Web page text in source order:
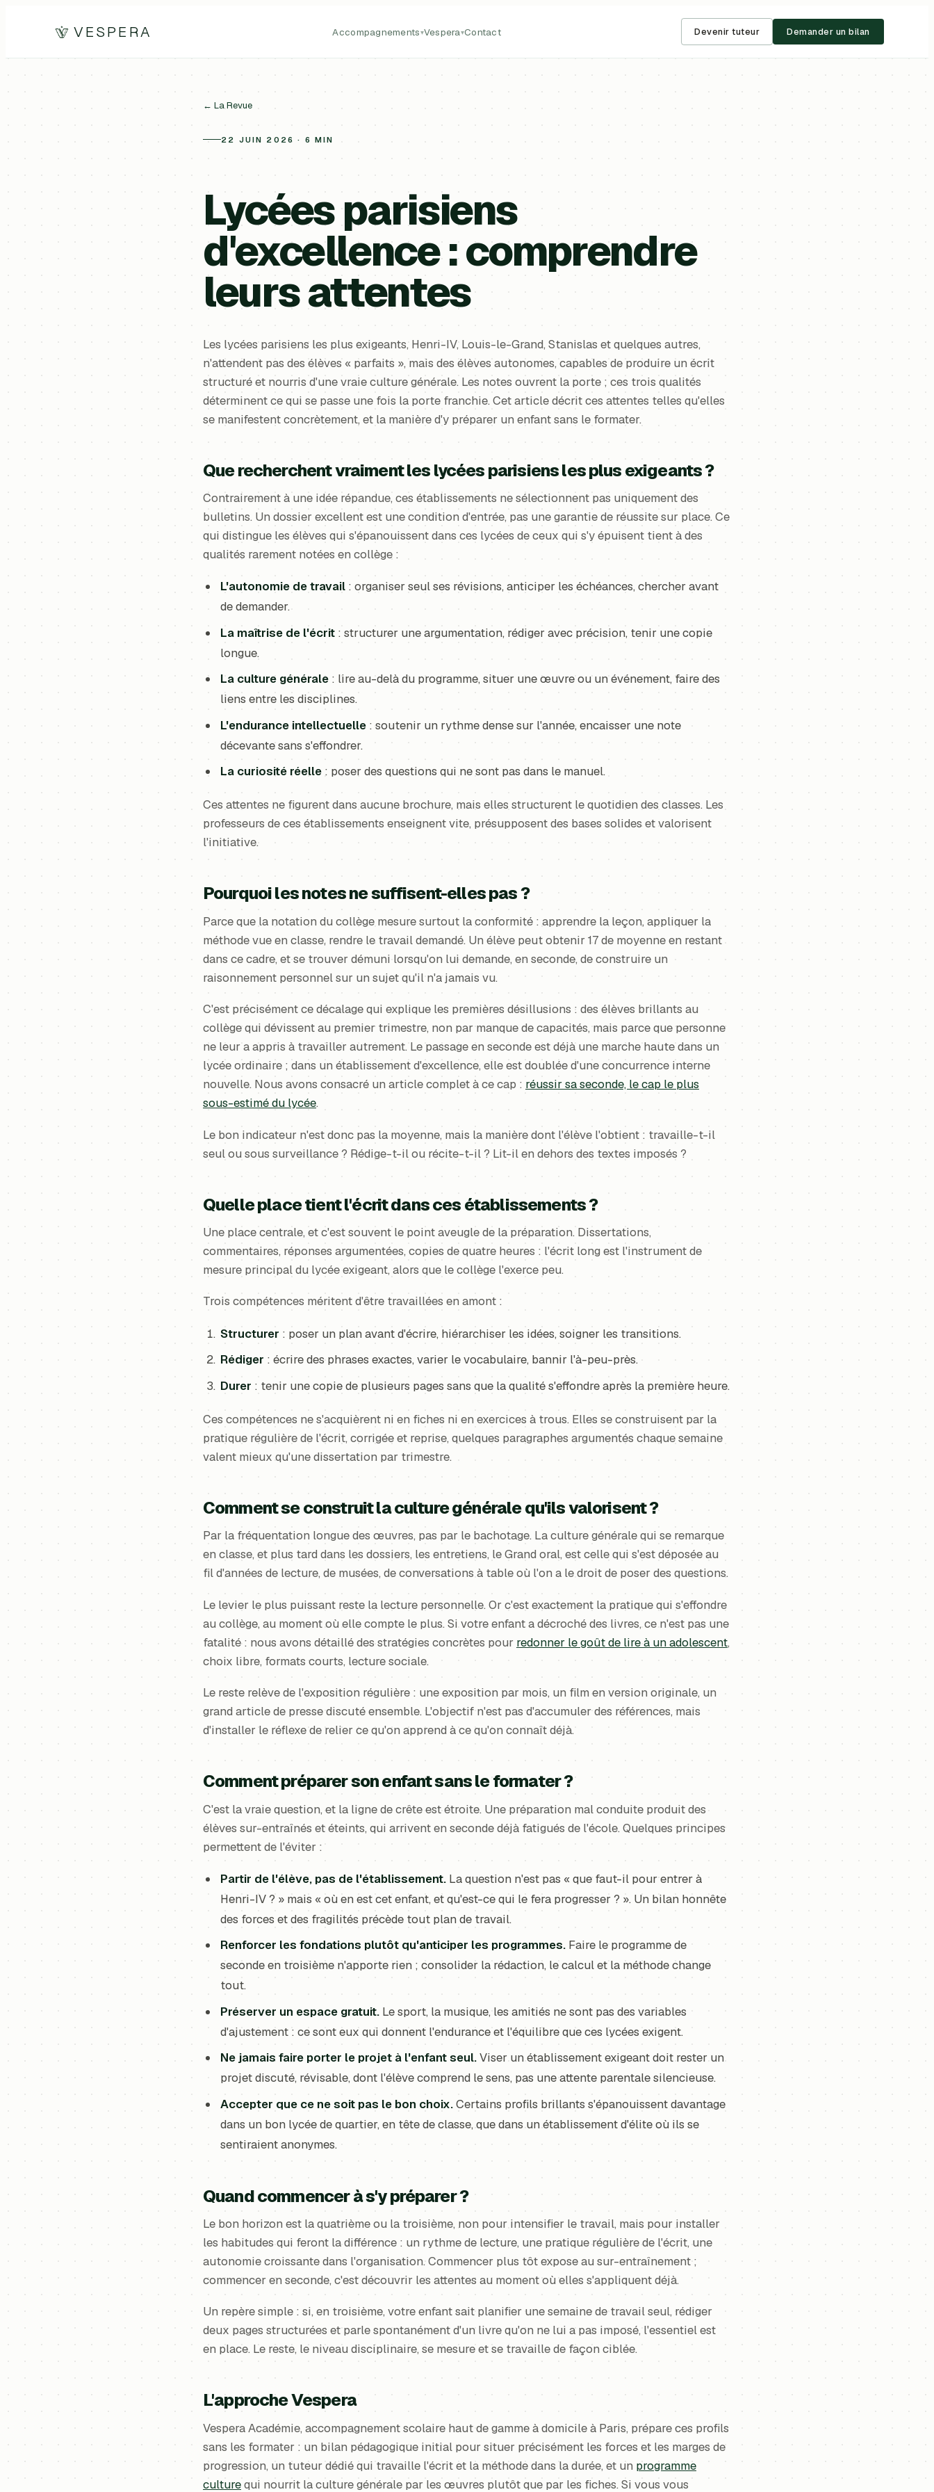
VESPERA Accompagnements▾Vespera▾Contact Devenir tuteur Demander un bilan
← La Revue
22 JUIN 2026 · 6 MIN
Lycées parisiens
d'excellence : comprendre
leurs attentes
Les lycées parisiens les plus exigeants, Henri-IV, Louis-le-Grand, Stanislas et quelques autres,
n'attendent pas des élèves « parfaits », mais des élèves autonomes, capables de produire un écrit
structuré et nourris d'une vraie culture générale. Les notes ouvrent la porte ; ces trois qualités
déterminent ce qui se passe une fois la porte franchie. Cet article décrit ces attentes telles qu'elles
se manifestent concrètement, et la manière d'y préparer un enfant sans le formater.
Que recherchent vraiment les lycées parisiens les plus exigeants ?
Contrairement à une idée répandue, ces établissements ne sélectionnent pas uniquement des
bulletins. Un dossier excellent est une condition d'entrée, pas une garantie de réussite sur place. Ce
qui distingue les élèves qui s'épanouissent dans ces lycées de ceux qui s'y épuisent tient à des
qualités rarement notées en collège :
L'autonomie de travail : organiser seul ses révisions, anticiper les échéances, chercher avant
de demander.
La maîtrise de l'écrit : structurer une argumentation, rédiger avec précision, tenir une copie
longue.
La culture générale : lire au-delà du programme, situer une œuvre ou un événement, faire des
liens entre les disciplines.
L'endurance intellectuelle : soutenir un rythme dense sur l'année, encaisser une note
décevante sans s'effondrer.
La curiosité réelle : poser des questions qui ne sont pas dans le manuel.
Ces attentes ne figurent dans aucune brochure, mais elles structurent le quotidien des classes. Les
professeurs de ces établissements enseignent vite, présupposent des bases solides et valorisent
l'initiative.
Pourquoi les notes ne suffisent-elles pas ?
Parce que la notation du collège mesure surtout la conformité : apprendre la leçon, appliquer la
méthode vue en classe, rendre le travail demandé. Un élève peut obtenir 17 de moyenne en restant
dans ce cadre, et se trouver démuni lorsqu'on lui demande, en seconde, de construire un
raisonnement personnel sur un sujet qu'il n'a jamais vu.
C'est précisément ce décalage qui explique les premières désillusions : des élèves brillants au
collège qui dévissent au premier trimestre, non par manque de capacités, mais parce que personne
ne leur a appris à travailler autrement. Le passage en seconde est déjà une marche haute dans un
lycée ordinaire ; dans un établissement d'excellence, elle est doublée d'une concurrence interne
nouvelle. Nous avons consacré un article complet à ce cap : réussir sa seconde, le cap le plus
sous-estimé du lycée.
Le bon indicateur n'est donc pas la moyenne, mais la manière dont l'élève l'obtient : travaille-t-il
seul ou sous surveillance ? Rédige-t-il ou récite-t-il ? Lit-il en dehors des textes imposés ?
Quelle place tient l'écrit dans ces établissements ?
Une place centrale, et c'est souvent le point aveugle de la préparation. Dissertations,
commentaires, réponses argumentées, copies de quatre heures : l'écrit long est l'instrument de
mesure principal du lycée exigeant, alors que le collège l'exerce peu.
Trois compétences méritent d'être travaillées en amont :
Structurer : poser un plan avant d'écrire, hiérarchiser les idées, soigner les transitions.
Rédiger : écrire des phrases exactes, varier le vocabulaire, bannir l'à-peu-près.
Durer : tenir une copie de plusieurs pages sans que la qualité s'effondre après la première heure.
Ces compétences ne s'acquièrent ni en fiches ni en exercices à trous. Elles se construisent par la
pratique régulière de l'écrit, corrigée et reprise, quelques paragraphes argumentés chaque semaine
valent mieux qu'une dissertation par trimestre.
Comment se construit la culture générale qu'ils valorisent ?
Par la fréquentation longue des œuvres, pas par le bachotage. La culture générale qui se remarque
en classe, et plus tard dans les dossiers, les entretiens, le Grand oral, est celle qui s'est déposée au
fil d'années de lecture, de musées, de conversations à table où l'on a le droit de poser des questions.
Le levier le plus puissant reste la lecture personnelle. Or c'est exactement la pratique qui s'effondre
au collège, au moment où elle compte le plus. Si votre enfant a décroché des livres, ce n'est pas une
fatalité : nous avons détaillé des stratégies concrètes pour redonner le goût de lire à un adolescent,
choix libre, formats courts, lecture sociale.
Le reste relève de l'exposition régulière : une exposition par mois, un film en version originale, un
grand article de presse discuté ensemble. L'objectif n'est pas d'accumuler des références, mais
d'installer le réflexe de relier ce qu'on apprend à ce qu'on connaît déjà.
Comment préparer son enfant sans le formater ?
C'est la vraie question, et la ligne de crête est étroite. Une préparation mal conduite produit des
élèves sur-entraînés et éteints, qui arrivent en seconde déjà fatigués de l'école. Quelques principes
permettent de l'éviter :
Partir de l'élève, pas de l'établissement. La question n'est pas « que faut-il pour entrer à
Henri-IV ? » mais « où en est cet enfant, et qu'est-ce qui le fera progresser ? ». Un bilan honnête
des forces et des fragilités précède tout plan de travail.
Renforcer les fondations plutôt qu'anticiper les programmes. Faire le programme de
seconde en troisième n'apporte rien ; consolider la rédaction, le calcul et la méthode change
tout.
Préserver un espace gratuit. Le sport, la musique, les amitiés ne sont pas des variables
d'ajustement : ce sont eux qui donnent l'endurance et l'équilibre que ces lycées exigent.
Ne jamais faire porter le projet à l'enfant seul.Viser un établissement exigeant doit rester un
projet discuté, révisable, dont l'élève comprend le sens, pas une attente parentale silencieuse.
Accepter que ce ne soit pas le bon choix.Certains profils brillants s'épanouissent davantage
dans un bon lycée de quartier, en tête de classe, que dans un établissement d'élite où ils se
sentiraient anonymes.
Quand commencer à s'y préparer ?
Le bon horizon est la quatrième ou la troisième, non pour intensifier le travail, mais pour installer
les habitudes qui feront la différence : un rythme de lecture, une pratique régulière de l'écrit, une
autonomie croissante dans l'organisation. Commencer plus tôt expose au sur-entraînement ;
commencer en seconde, c'est découvrir les attentes au moment où elles s'appliquent déjà.
Un repère simple : si, en troisième, votre enfant sait planifier une semaine de travail seul, rédiger
deux pages structurées et parle spontanément d'un livre qu'on ne lui a pas imposé, l'essentiel est
en place. Le reste, le niveau disciplinaire, se mesure et se travaille de façon ciblée.
L'approche Vespera
Vespera Académie, accompagnement scolaire haut de gamme à domicile à Paris, prépare ces profils
sans les formater : un bilan pédagogique initial pour situer précisément les forces et les marges de
progression, un tuteur dédié qui travaille l'écrit et la méthode dans la durée, et un programme
culturequi nourrit la culture générale par les œuvres plutôt que par les fiches. Si vous vous